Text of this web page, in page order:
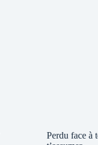
Perdu face à